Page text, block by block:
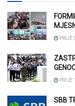
PRIJE
PRIJE
SBB